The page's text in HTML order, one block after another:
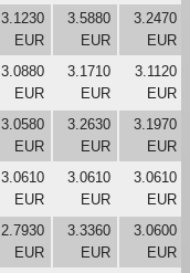
3.1230
EUR
3.5880
EUR
3.2470
EUR
3.0880
EUR
3.1710
EUR
3.1120
EUR
3.0580
EUR
3.2630
EUR
3.1970
EUR
3.0610
EUR
3.0610
EUR
3.0610
EUR
2.7930
EUR
3.3360
EUR
3.0600
EUR